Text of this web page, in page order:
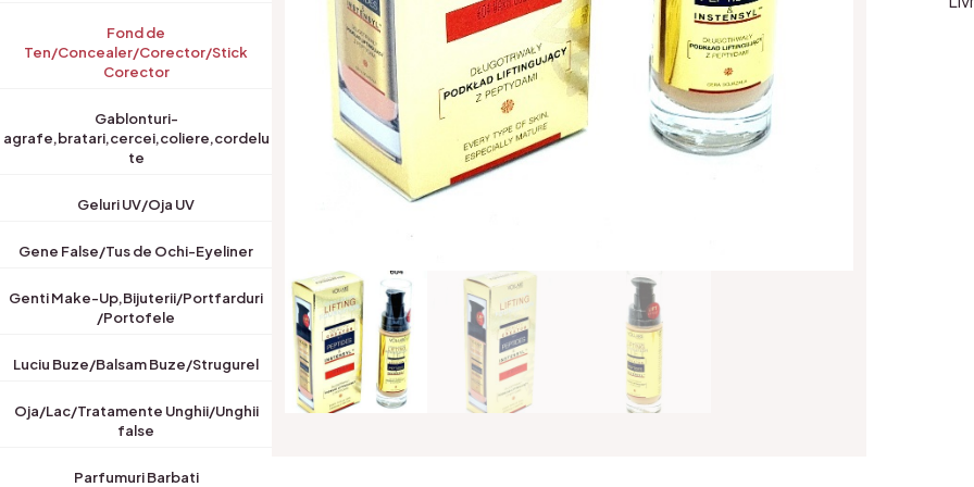
Fond de
Ten/Concealer/Corector/Stick
Corector
Gablonturi-
agrafe,bratari,cercei,coliere,cordelu
te
Geluri UV/Oja UV
Gene False/Tus de Ochi-Eyeliner
Genti Make-Up,Bijuterii/Portfarduri
/Portofele
Luciu Buze/Balsam Buze/Strugurel
Oja/Lac/Tratamente Unghii/Unghii
false
Parfumuri Barbati